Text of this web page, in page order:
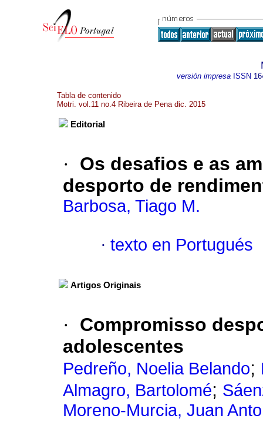
versión impresaISSN
Tabla de contenido
Motri. vol.11 no.4 Ribeira de Pena dic. 2015
Editorial
·
Os desafios e as
desporto de
Barbosa, Tiago M.
· texto en Portugués
Artigos Originais
·
Compromisso
adolescentes
Pedreño, Noelia Belando;
Almagro, Bartolomé;
Moreno-Murcia, Juan